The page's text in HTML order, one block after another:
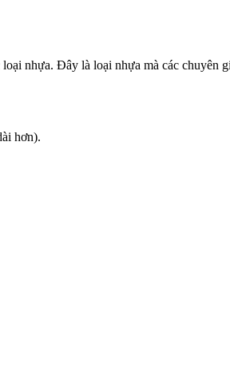
nhựa. Đây là loại nhựa mà các chuyên
hơn).